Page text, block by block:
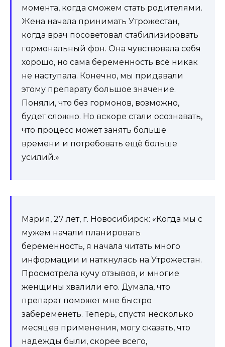
момента, когда сможем стать родителями.
Жена начала принимать Утрожестан,
когда врач посоветовал стабилизировать
гормональный фон. Она чувствовала себя
хорошо, но сама беременность всё никак
не наступала. Конечно, мы придавали
этому препарату большое значение.
Поняли, что без гормонов, возможно,
будет сложно. Но вскоре стали осознавать,
что процесс может занять больше
времени и потребовать ещё больше
усилий.»
Мария, 27 лет, г. Новосибирск: «Когда мы с
мужем начали планировать
беременность, я начала читать много
информации и наткнулась на Утрожестан.
Просмотрела кучу отзывов, и многие
женщины хвалили его. Думала, что
препарат поможет мне быстро
забеременеть. Теперь, спустя несколько
месяцев применения, могу сказать, что
надежды были, скорее всего,